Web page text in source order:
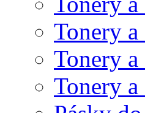
Tonery a
Tonery a
Tonery